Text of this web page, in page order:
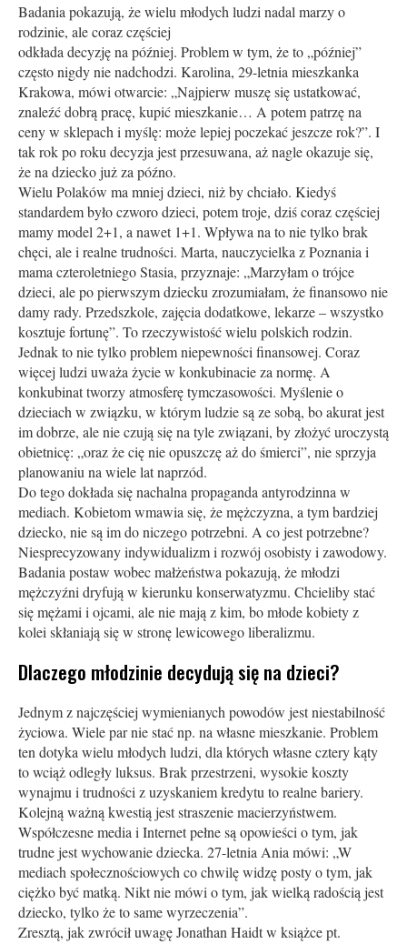
Badania pokazują, że wielu młodych ludzi nadal marzy o
rodzinie, ale coraz częściej
odkłada decyzję na później. Problem w tym, że to „później”
często nigdy nie nadchodzi. Karolina, 29-letnia mieszkanka
Krakowa, mówi otwarcie: „Najpierw muszę się ustatkować,
znaleźć dobrą pracę, kupić mieszkanie… A potem patrzę na
ceny w sklepach i myślę: może lepiej poczekać jeszcze rok?”. I
tak rok po roku decyzja jest przesuwana, aż nagle okazuje się,
że na dziecko już za późno.
Wielu Polaków ma mniej dzieci, niż by chciało. Kiedyś
standardem było czworo dzieci, potem troje, dziś coraz częściej
mamy model 2+1, a nawet 1+1. Wpływa na to nie tylko brak
chęci, ale i realne trudności. Marta, nauczycielka z Poznania i
mama czteroletniego Stasia, przyznaje: „Marzyłam o trójce
dzieci, ale po pierwszym dziecku zrozumiałam, że finansowo nie
damy rady. Przedszkole, zajęcia dodatkowe, lekarze – wszystko
kosztuje fortunę”. To rzeczywistość wielu polskich rodzin.
Jednak to nie tylko problem niepewności finansowej. Coraz
więcej ludzi uważa życie w konkubinacie za normę. A
konkubinat tworzy atmosferę tymczasowości. Myślenie o
dzieciach w związku, w którym ludzie są ze sobą, bo akurat jest
im dobrze, ale nie czują się na tyle związani, by złożyć uroczystą
obietnicę: „oraz że cię nie opuszczę aż do śmierci”, nie sprzyja
planowaniu na wiele lat naprzód.
Do tego dokłada się nachalna propaganda antyrodzinna w
mediach. Kobietom wmawia się, że mężczyzna, a tym bardziej
dziecko, nie są im do niczego potrzebni. A co jest potrzebne?
Niesprecyzowany indywidualizm i rozwój osobisty i zawodowy.
Badania postaw wobec małżeństwa pokazują, że młodzi
mężczyźni dryfują w kierunku konserwatyzmu. Chcieliby stać
się mężami i ojcami, ale nie mają z kim, bo młode kobiety z
kolei skłaniają się w stronę lewicowego liberalizmu.
Dlaczego młodzinie decydują się na dzieci?
Jednym z najczęściej wymienianych powodów jest niestabilność
życiowa. Wiele par nie stać np. na własne mieszkanie. Problem
ten dotyka wielu młodych ludzi, dla których własne cztery kąty
to wciąż odległy luksus. Brak przestrzeni, wysokie koszty
wynajmu i trudności z uzyskaniem kredytu to realne bariery.
Kolejną ważną kwestią jest straszenie macierzyństwem.
Współczesne media i Internet pełne są opowieści o tym, jak
trudne jest wychowanie dziecka. 27-letnia Ania mówi: „W
mediach społecznościowych co chwilę widzę posty o tym, jak
ciężko być matką. Nikt nie mówi o tym, jak wielką radością jest
dziecko, tylko że to same wyrzeczenia”.
Zresztą, jak zwrócił uwagę Jonathan Haidt w książce pt.